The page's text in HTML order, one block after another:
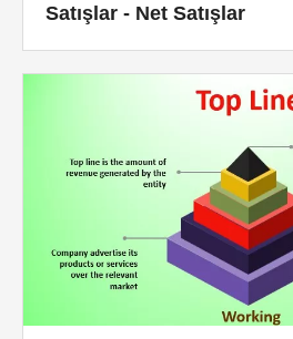
Satışlar - Net Satışlar